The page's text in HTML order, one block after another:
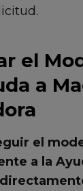
el
a
el
a la